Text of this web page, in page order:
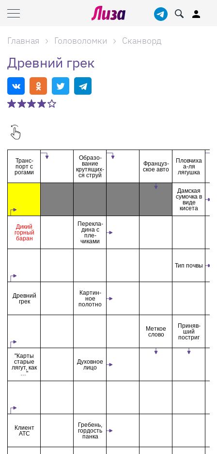
Главная Головоломки Сканворд
Древний грек
Транс-
порт с
рогами
Дикий
горный
баран
Древний
грек
"Карты
старые
лягут, как
…"
Клиент
АТС
Образо-
вание
крутящих-
ся струй
Перекла-
дина с
пле-
чиками
Картин-
ное
полотно
Духовное
лицо
Гребень,
гордость
панка
Француз-
ское авто
Меткое
слово
Пловчиха
а-ля
лягушка
Дамская
сумочка в
виде
кисета
Тип почвы
Приняв-
ший
постриг